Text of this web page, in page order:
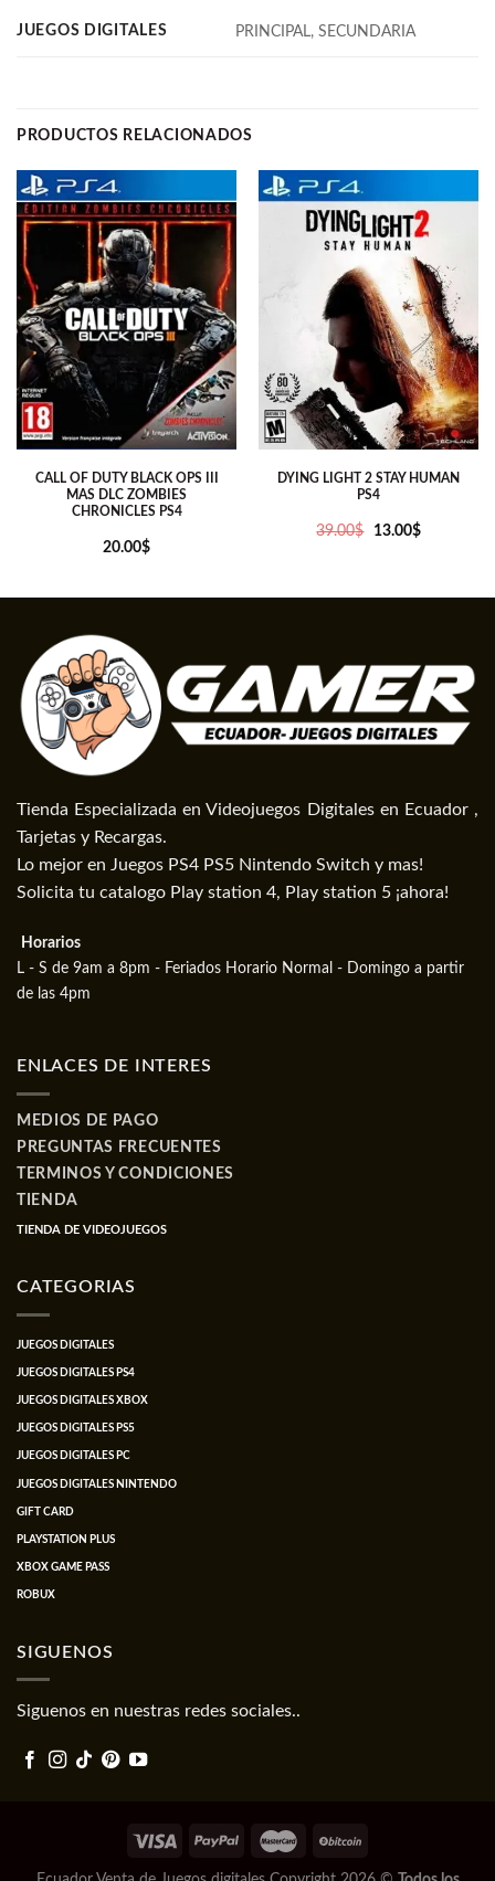
JUEGOS DIGITALES PRINCIPAL, SECUNDARIA
PRODUCTOS RELACIONADOS
CALL OF DUTY BLACK OPS III
MAS DLC ZOMBIES
CHRONICLES PS4
20.00$
DYING LIGHT 2 STAY HUMAN
PS4
39.00$
El
13.00$El
Tienda Especializada en Videojuegos Digitales en Ecuador ,
Tarjetas y Recargas.
Lo mejor en Juegos PS4 PS5 Nintendo Switch y mas!
Solicita tu catalogo Play station 4, Play station 5 ¡ahora!
Horarios
L - S de 9am a 8pm - Feriados Horario Normal - Domingo a partir
de las 4pm
ENLACES DE INTERES
MEDIOS DE PAGO
PREGUNTAS FRECUENTES
TERMINOS Y CONDICIONES
TIENDA
TIENDA DE VIDEOJUEGOS
CATEGORIAS
JUEGOS DIGITALES
JUEGOS DIGITALES PS4
JUEGOS DIGITALES XBOX
JUEGOS DIGITALES PS5
JUEGOS DIGITALES PC
JUEGOS DIGITALES NINTENDO
GIFT CARD
PLAYSTATION PLUS
XBOX GAME PASS
ROBUX
SIGUENOS
Siguenos en nuestras redes sociales..